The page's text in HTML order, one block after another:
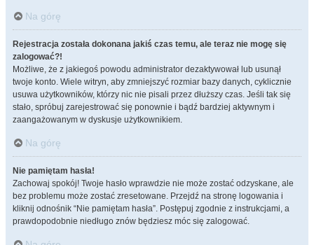
Na górę
Rejestracja została dokonana jakiś czas temu, ale teraz nie mogę się
zalogować?!
Możliwe, że z jakiegoś powodu administrator dezaktywował lub usunął
twoje konto. Wiele witryn, aby zmniejszyć rozmiar bazy danych, cyklicznie
usuwa użytkowników, którzy nic nie pisali przez dłuższy czas. Jeśli tak się
stało, spróbuj zarejestrować się ponownie i bądź bardziej aktywnym i
zaangażowanym w dyskusje użytkownikiem.
Na górę
Nie pamiętam hasła!
Zachowaj spokój! Twoje hasło wprawdzie nie może zostać odzyskane, ale
bez problemu może zostać zresetowane. Przejdź na stronę logowania i
kliknij odnośnik “Nie pamiętam hasła”. Postępuj zgodnie z instrukcjami, a
prawdopodobnie niedługo znów będziesz móc się zalogować.